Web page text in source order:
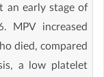
an early stage of
MPV increased
died, compared
a low platelet